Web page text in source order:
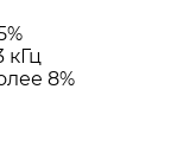
кГц
8%